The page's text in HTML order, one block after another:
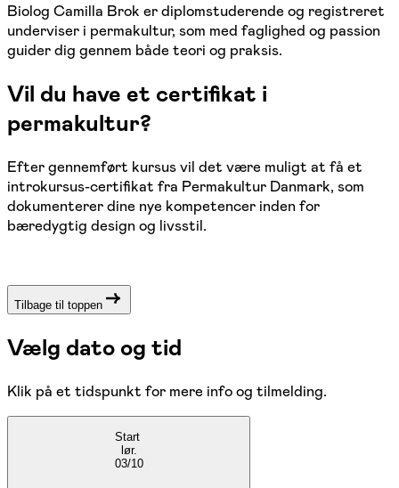
Biolog Camilla Brok er diplomstuderende og registreret
underviser i permakultur, som med faglighed og passion
guider dig gennem både teori og praksis.
Vil du have et certifikat i
permakultur?
Efter gennemført kursus vil det være muligt at få et
introkursus-certifikat fra Permakultur Danmark, som
dokumenterer dine nye kompetencer inden for
bæredygtig design og livsstil.
Tilbage til toppen
Vælg dato og tid
Klik på et tidspunkt for mere info og tilmelding.
Start
lør.
03/10